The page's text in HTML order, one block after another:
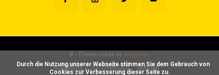
ALGEMENE VOORWAARDEN Sitemap
© - Theme made by Webdinge
Cookies zur Verbesserung dieser Seite zu.